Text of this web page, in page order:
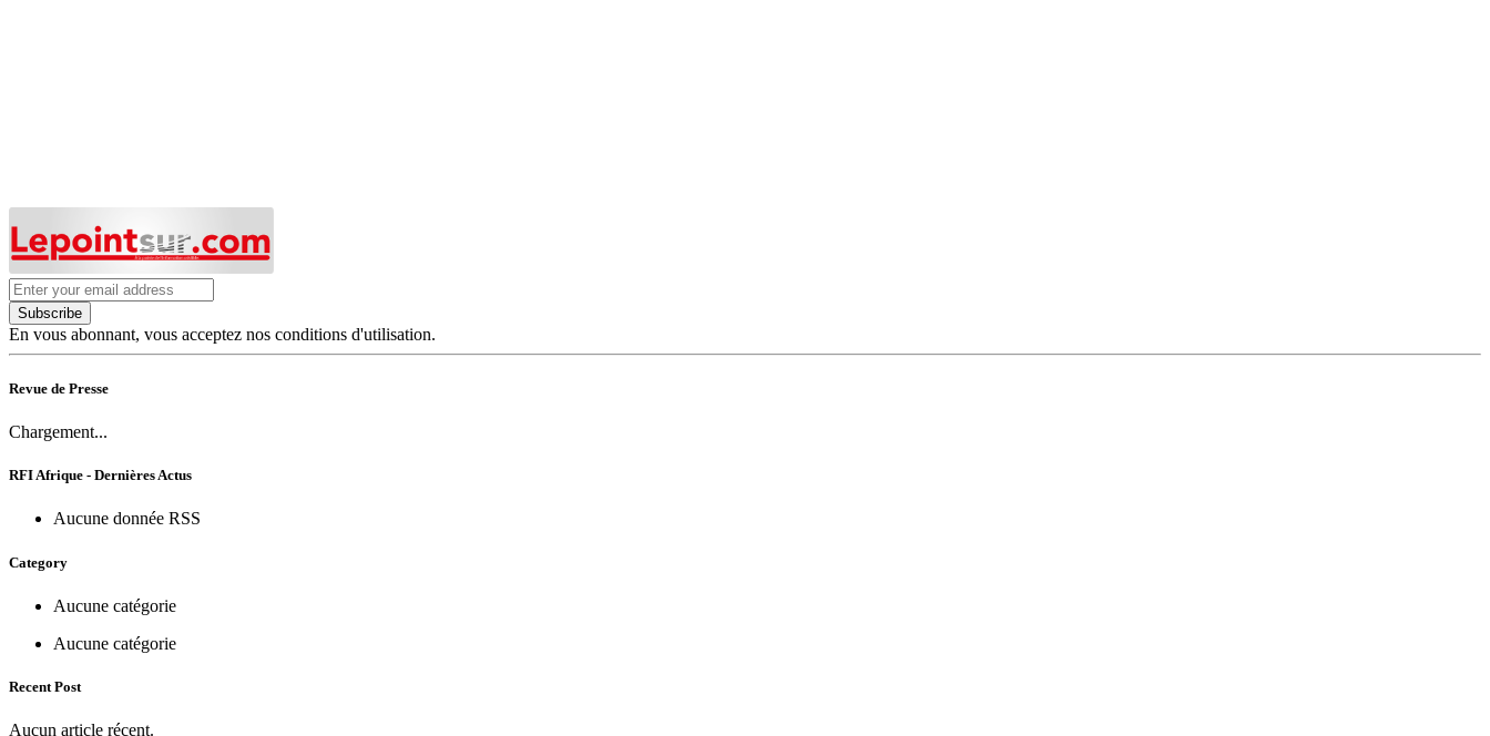
Subscribe
En vous abonnant, vous acceptez nos conditions d'utilisation.
Revue de Presse
Chargement...
RFI Afrique - Dernières Actus
Aucune donnée RSS
Category
Aucune catégorie
Aucune catégorie
Recent Post
Aucun article récent.